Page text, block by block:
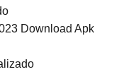
Download Apk